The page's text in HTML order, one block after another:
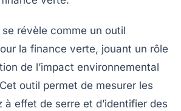
se révèle comme un outil
la finance verte, jouant un rôle
de l’impact environnemental
outil permet de mesurer les
à effet de serre et d’identifier des